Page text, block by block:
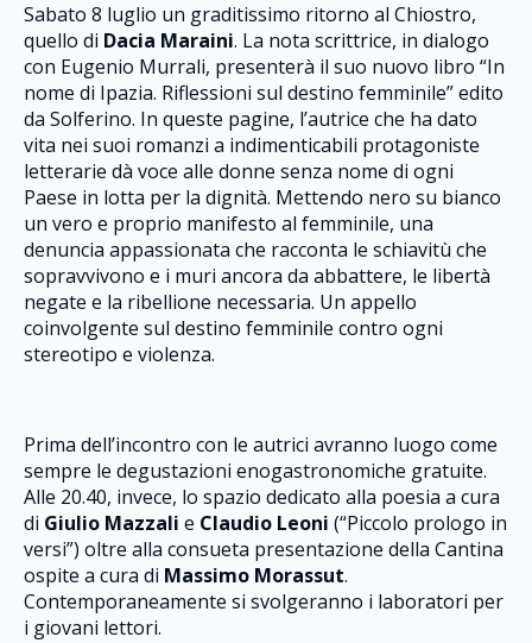
Sabato 8 luglio un graditissimo ritorno al Chiostro,
quello di Dacia Maraini. La nota scrittrice, in dialogo
con Eugenio Murrali, presenterà il suo nuovo libro “In
nome di Ipazia. Riflessioni sul destino femminile” edito
da Solferino. In queste pagine, l’autrice che ha dato
vita nei suoi romanzi a indimenticabili protagoniste
letterarie dà voce alle donne senza nome di ogni
Paese in lotta per la dignità. Mettendo nero su bianco
un vero e proprio manifesto al femminile, una
denuncia appassionata che racconta le schiavitù che
sopravvivono e i muri ancora da abbattere, le libertà
negate e la ribellione necessaria. Un appello
coinvolgente sul destino femminile contro ogni
stereotipo e violenza.
Prima dell’incontro con le autrici avranno luogo come
sempre le degustazioni enogastronomiche gratuite.
Alle 20.40, invece, lo spazio dedicato alla poesia a cura
di Giulio Mazzali e Claudio Leoni (“Piccolo prologo in
versi”) oltre alla consueta presentazione della Cantina
ospite a cura di Massimo Morassut.
Contemporaneamente si svolgeranno i laboratori per
i giovani lettori.